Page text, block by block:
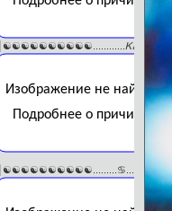
║☯☯☯☯☯☯☯☯☯☯............ ᏦℯℏℴkŚ